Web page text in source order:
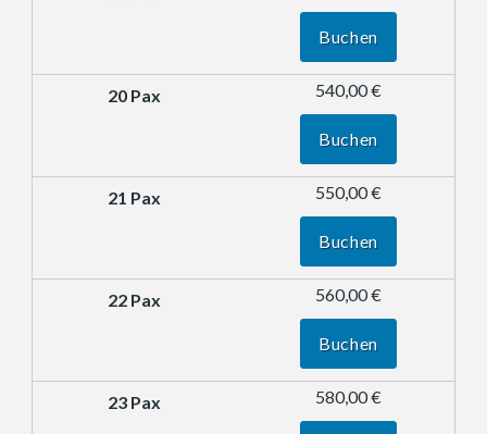
Buchen
540,00 €
Buchen
550,00 €
Buchen
560,00 €
Buchen
580,00 €